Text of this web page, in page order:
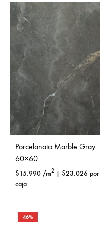
Porcelanato Marble Gray
60×60
$15.990 /m2 | $23.026 por
caja
46%